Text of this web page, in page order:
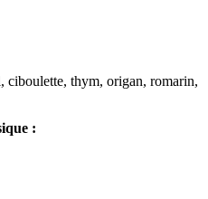
ciboulette, thym, origan, romarin,
: